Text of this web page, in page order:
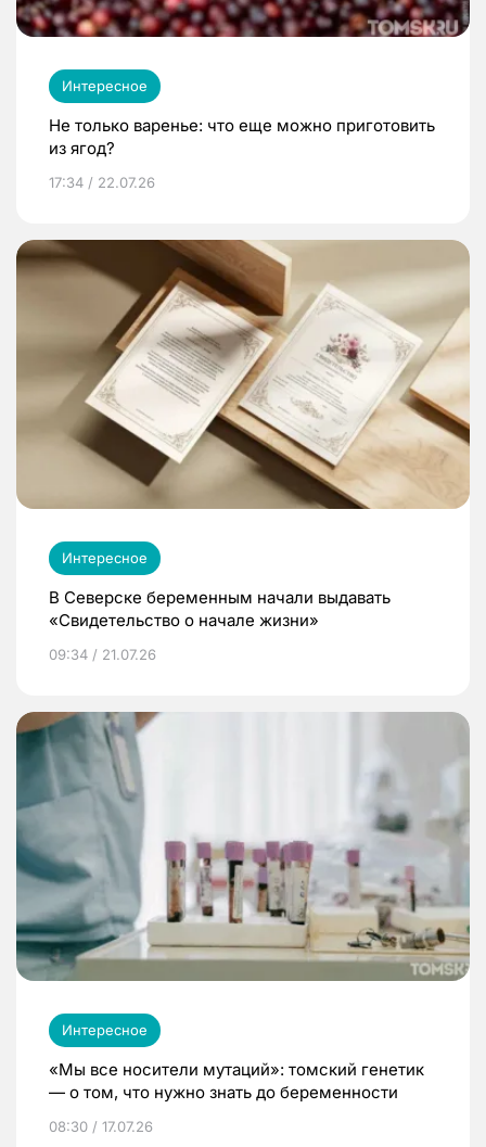
Интересное
Не только варенье: что еще можно приготовить
из ягод?
17:34 / 22.07.26
Интересное
В Северске беременным начали выдавать
«Свидетельство о начале жизни»
09:34 / 21.07.26
Интересное
«Мы все носители мутаций»: томский генетик
— о том, что нужно знать до беременности
08:30 / 17.07.26